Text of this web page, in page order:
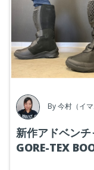
By今村（イマ
新作アドベンチ
GORE-TEX